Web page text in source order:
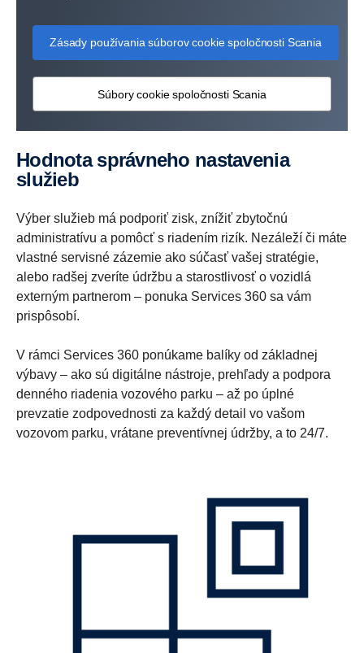
Zásady používania súborov cookie spoločnosti Scania
Súbory cookie spoločnosti Scania
Hodnota správneho nastavenia
služieb
Výber služieb má podporiť zisk, znížiť zbytočnú
administratívu a pomôcť s riadením rizík. Nezáleží či máte
vlastné servisné zázemie ako súčasť vašej stratégie,
alebo radšej zveríte údržbu a starostlivosť o vozidlá
externým partnerom – ponuka Services 360 sa vám
prispôsobí.
V rámci Services 360 ponúkame balíky od základnej
výbavy – ako sú digitálne nástroje, prehľady a podpora
denného riadenia vozového parku – až po úplné
prevzatie zodpovednosti za každý detail vo vašom
vozovom parku, vrátane preventívnej údržby, a to 24/7.